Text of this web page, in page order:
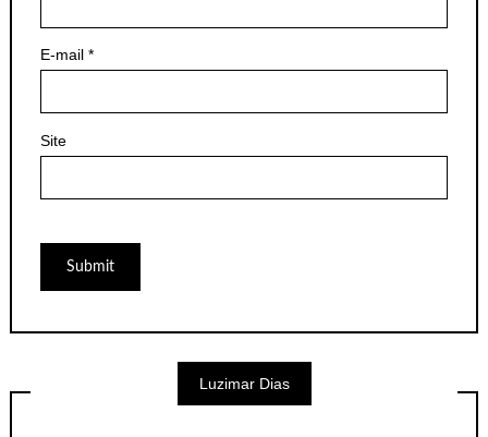
E-mail *
Site
Luzimar Dias